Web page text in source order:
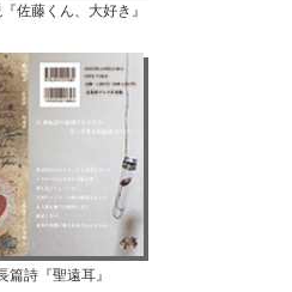
佐藤くん、大好き』
篇詩『聖遠耳』